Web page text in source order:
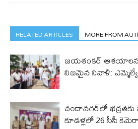
RELATED ARTICLES MORE FROM
జయశంకర్
నిజమైన నివాళి:
చందానగర్‌లో భద్రతకు
కూడళ్లలో 26 సీసీ